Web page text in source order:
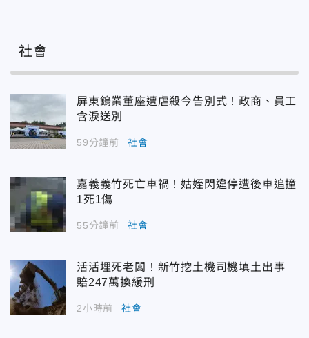
社會
屏東鎢業董座遭虐殺今告別式！政商、員工
含淚送別
59分鐘前 社會
嘉義義竹死亡車禍！姑姪閃違停遭後車追撞
1死1傷
55分鐘前 社會
活活埋死老闆！新竹挖土機司機填土出事
賠247萬換緩刑
2小時前 社會